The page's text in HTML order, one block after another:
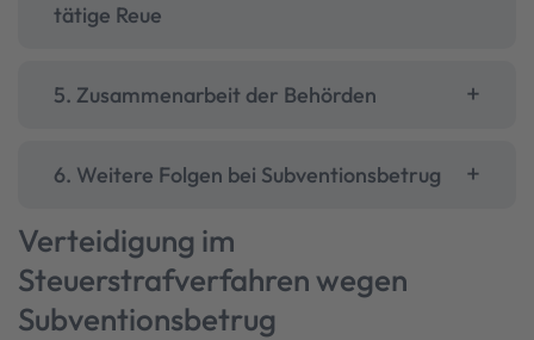
tätige Reue
5. Zusammenarbeit der Behörden
6. Weitere Folgen bei Subventionsbetrug
Verteidigung im
Steuerstrafverfahren wegen
Subventionsbetrug